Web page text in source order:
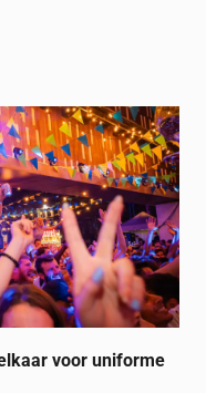
voor uniforme